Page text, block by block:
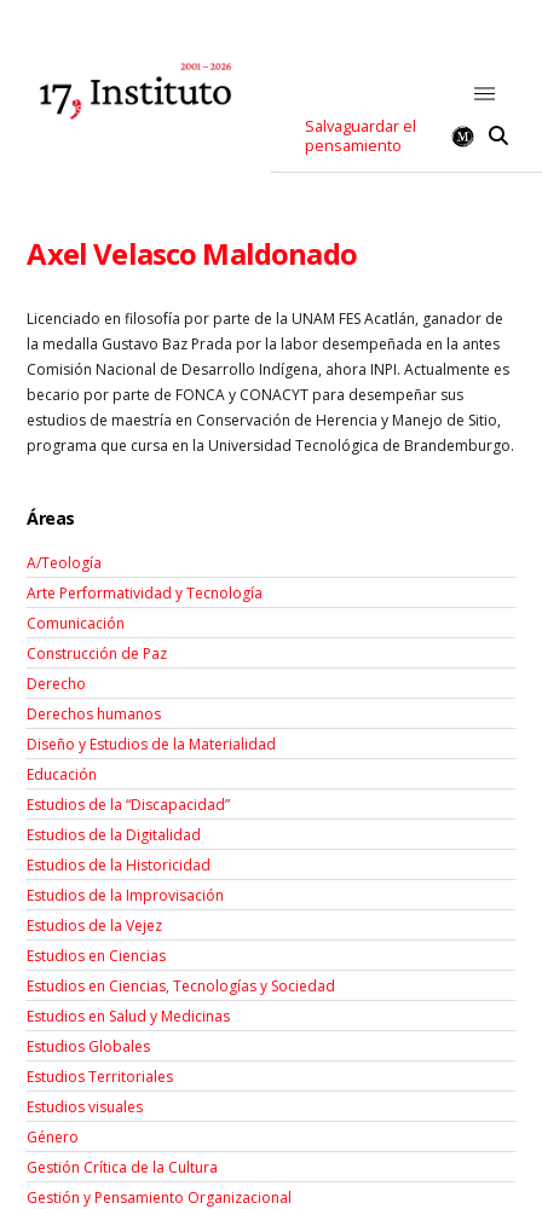
Salvaguardar el
pensamiento
Axel Velasco Maldonado
Licenciado en filosofía por parte de la UNAM FES Acatlán, ganador de
la medalla Gustavo Baz Prada por la labor desempeñada en la antes
Comisión Nacional de Desarrollo Indígena, ahora INPI. Actualmente es
becario por parte de FONCA y CONACYT para desempeñar sus
estudios de maestría en Conservación de Herencia y Manejo de Sitio,
programa que cursa en la Universidad Tecnológica de Brandemburgo.
Áreas
A/Teología
Arte Performatividad y Tecnología
Comunicación
Construcción de Paz
Derecho
Derechos humanos
Diseño y Estudios de la Materialidad
Educación
Estudios de la “Discapacidad”
Estudios de la Digitalidad
Estudios de la Historicidad
Estudios de la Improvisación
Estudios de la Vejez
Estudios en Ciencias
Estudios en Ciencias, Tecnologías y Sociedad
Estudios en Salud y Medicinas
Estudios Globales
Estudios Territoriales
Estudios visuales
Género
Gestión Crítica de la Cultura
Gestión y Pensamiento Organizacional